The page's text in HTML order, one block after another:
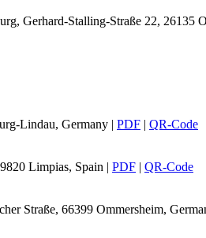
Gerhard-Stalling-Straße 22, 26135
Lindau, Germany | PDF | QR-Code
Limpias, Spain | PDF | QR-Code
Straße, 66399 Ommersheim,